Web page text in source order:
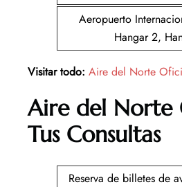
Aeropuerto
Hangar 2,
Visitar todo: Aire del Norte
Aire del Norte
Tus Consultas
Reserva de billetes de